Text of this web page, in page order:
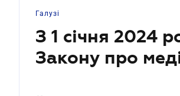
Галузі
З 1 січня 2024
Закону про